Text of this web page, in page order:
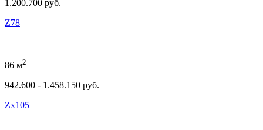
1.200.700 руб.
Z78
86 м2
942.600 - 1.458.150 руб.
Zx105